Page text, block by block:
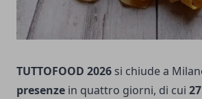
TUTTOFOOD 2026 si chiude a
presenze in quattro giorni, di cui